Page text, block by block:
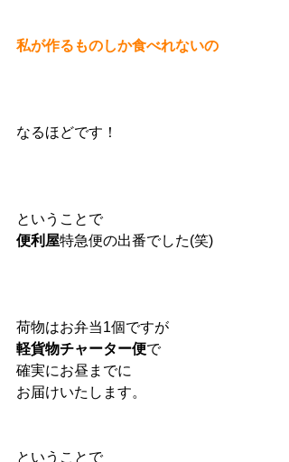
私が作るものしか食べれないの
なるほどです！
ということで
便利屋特急便の出番でした(笑)
荷物はお弁当1個ですが
軽貨物チャーター便で
確実にお昼までに
お届けいたします。
ということで